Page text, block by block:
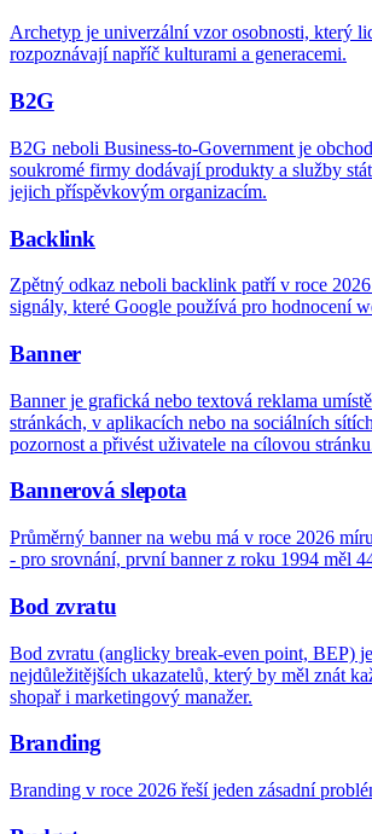
Archetyp je univerzální vzor osobnosti, který
rozpoznávají napříč kulturami a generacemi.
B2G
B2G neboli Business-to-Government je
soukromé firmy dodávají produkty a služby
jejich příspěvkovým organizacím.
Backlink
Zpětný odkaz neboli backlink patří v roce
signály, které Google používá pro hodnocení
Banner
Banner je grafická nebo textová reklama
stránkách, v aplikacích nebo na sociálních
pozornost a přivést uživatele na cílovou
Bannerová slepota
Průměrný banner na webu má v roce 2026
- pro srovnání, první banner z roku 1994 měl
Bod zvratu
Bod zvratu (anglicky break-even point, BEP)
nejdůležitějších ukazatelů, který by měl znát
shopař i marketingový manažer.
Branding
Branding v roce 2026 řeší jeden zásadní